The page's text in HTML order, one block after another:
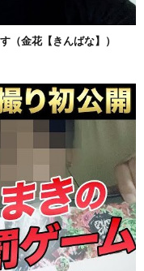
（金花【きんばな】）